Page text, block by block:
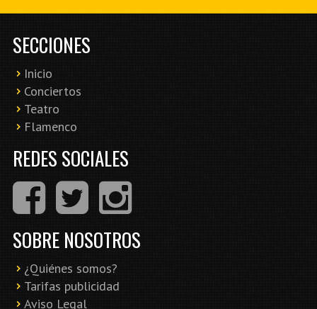
SECCIONES
Inicio
Conciertos
Teatro
Flamenco
REDES SOCIALES
SOBRE NOSOTROS
¿Quiénes somos?
Tarifas publicidad
Aviso Legal